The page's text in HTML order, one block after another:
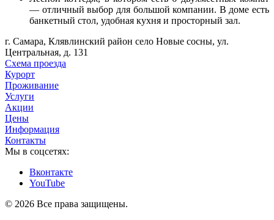
— отличный выбор для большой компании. В доме есть
банкетный стол, удобная кухня и просторный зал.
г. Самара, Клявлинский район село Новые сосны, ул.
Центральная, д. 131
Схема проезда
Курорт
Проживание
Услуги
Акции
Цены
Информация
Контакты
Мы в соцсетях:
Вконтакте
YouTube
© 2026 Все права защищены.